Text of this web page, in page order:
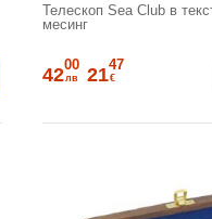
Телескоп Sea Club в
месинг
4200
лв 2147
€